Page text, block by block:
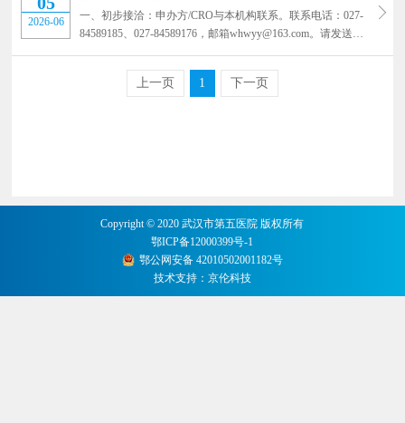
2026-06
一、初步接洽：申办方/CRO与本机构联系。联系电话：027-
84589185、027-84589176，邮箱whwyy@163.com。请发送项
邮箱。若有意向PI请将相关情况一并发送。 二、立项意向反
馈：机构办公室确认立项意愿及PI人选。 三、立项资料提
上一页 1 下一页
Copyright © 2020 武汉市第五医院 版权所有
鄂ICP备12000399号-1
鄂公网安备 42010502001182号
技术支持： 京伦科技